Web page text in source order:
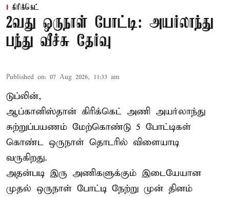
கிரிக்கெட்
2வது ஒருநாள் போட்டி: அயர்லாந்து
பந்து வீச்சு தேர்வு
Published on: 07 Aug 2026, 11:33 am
டுப்லின்,
ஆப்கானிஸ்தான் கிரிக்கெட் அணி அயர்லாந்து
சுற்றுப்பயணம் மேற்கொண்டு 5 போட்டிகள்
கொண்ட ஒருநாள் தொடரில் விளையாடி
வருகிறது.
அதன்படி இரு அணிகளுக்கும் இடையேயான
முதல் ஒருநாள் போட்டி நேற்று முன் தினம்